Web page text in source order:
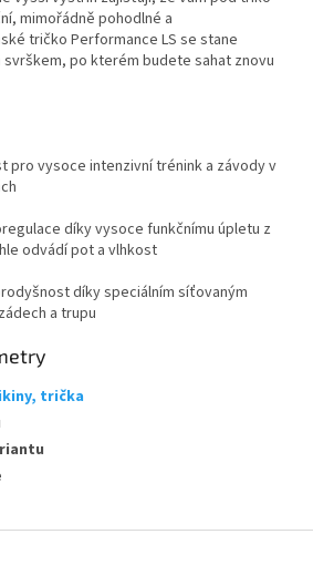
mimořádně pohodlné a
tričko Performance LS se stane
po kterém budete sahat znovu
pro vysoce intenzivní trénink a závody v
díky vysoce funkčnímu úpletu z
odvádí pot a vlhkost
díky speciálním síťovaným
a trupu
trička